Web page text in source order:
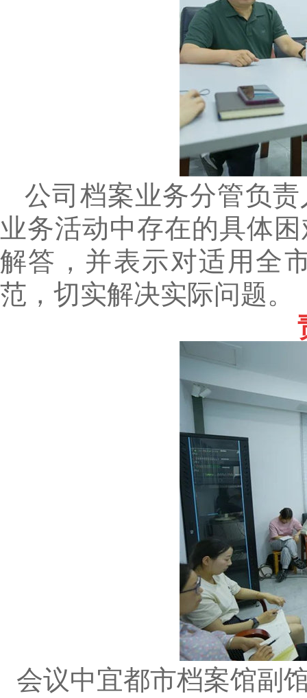
公司档案业务分管负
业务活动中存在的具体
解答，并表示对适用全
范，切实解决实际问题。
会议中宜都市档案馆副